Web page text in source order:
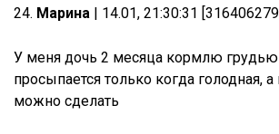
24. Марина | 14.01, 21:30:31
У меня дочь 2 месяца кормлю грудью
просыпается только когда голодная,
можно сделать